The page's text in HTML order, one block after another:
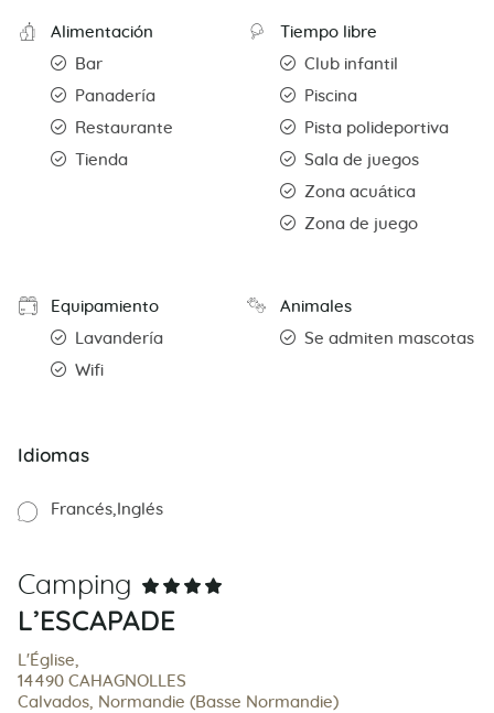
Alimentación
Bar
Panadería
Restaurante
Tienda
Tiempo libre
Club infantil
Piscina
Pista polideportiva
Sala de juegos
Zona acuática
Zona de juego
Equipamiento
Lavandería
Wifi
Animales
Se admiten mascotas
Idiomas
Francés Inglés
Camping
L’ESCAPADE
L'Église,
14490 CAHAGNOLLES
Calvados, Normandie (Basse Normandie)